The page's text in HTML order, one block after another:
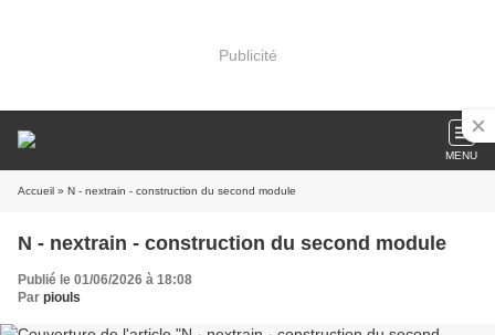
Publicité
MENU
Accueil » N - nextrain - construction du second module
N - nextrain - construction du second module
Publié le 01/06/2026 à 18:08
Par piouls